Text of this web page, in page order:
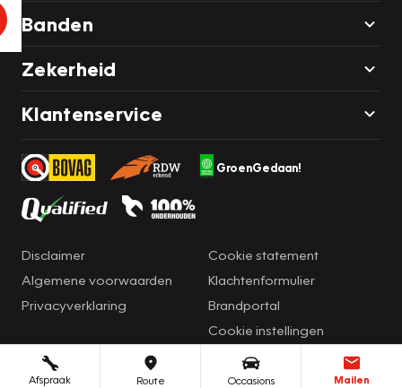
Afspraak Route Occasions Mailen
Banden
Zekerheid
Klantenservice
GroenGedaan!
Disclaimer
Algemene voorwaarden
Privacyverklaring
Cookie statement
Klachtenformulier
Brandportal
Cookie instellingen